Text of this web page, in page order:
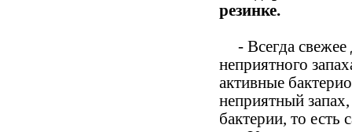
резинке.
- Всегда
неприятного
активные
неприятный
бактерии, то есть